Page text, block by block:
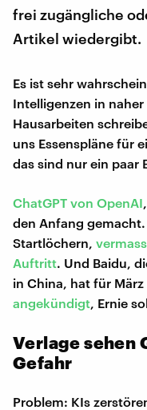
frei zugängliche
Artikel wiedergibt.
Es ist sehr
Intelligenzen in
Hausarbeiten
uns Essenspläne für
das sind nur ein paar
ChatGPT von OpenAI
den Anfang gemacht.
Startlöchern,
Auftritt. Und Baidu,
in China, hat für März
angekündigt , Ernie
Verlage sehen
Gefahr
Problem: KIs